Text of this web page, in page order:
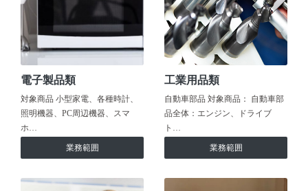
電子製品類
対象商品 小型家電、各種時計、
照明機器、PC周辺機器、スマ
ホ…
業務範囲
工業用品類
自動車部品 対象商品： 自動車部
品全体：エンジン、ドライブ
ト…
業務範囲